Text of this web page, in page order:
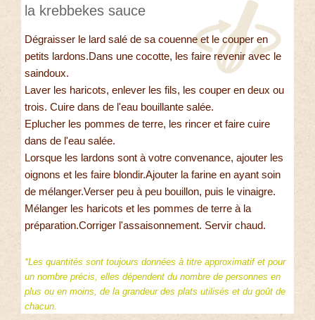
la krebbekes sauce
Dégraisser le lard salé de sa couenne et le couper en
petits lardons.Dans une cocotte, les faire revenir avec le
saindoux.
Laver les haricots, enlever les fils, les couper en deux ou
trois. Cuire dans de l'eau bouillante salée.
Eplucher les pommes de terre, les rincer et faire cuire
dans de l'eau salée.
Lorsque les lardons sont à votre convenance, ajouter les
oignons et les faire blondir.Ajouter la farine en ayant soin
de mélanger.Verser peu à peu bouillon, puis le vinaigre.
Mélanger les haricots et les pommes de terre à la
préparation.Corriger l'assaisonnement. Servir chaud.
*Les quantités sont toujours données à titre approximatif et pour
un nombre précis, elles dépendent du nombre de personnes en
plus ou en moins, de la grandeur des plats utilisés et du goût de
chacun.